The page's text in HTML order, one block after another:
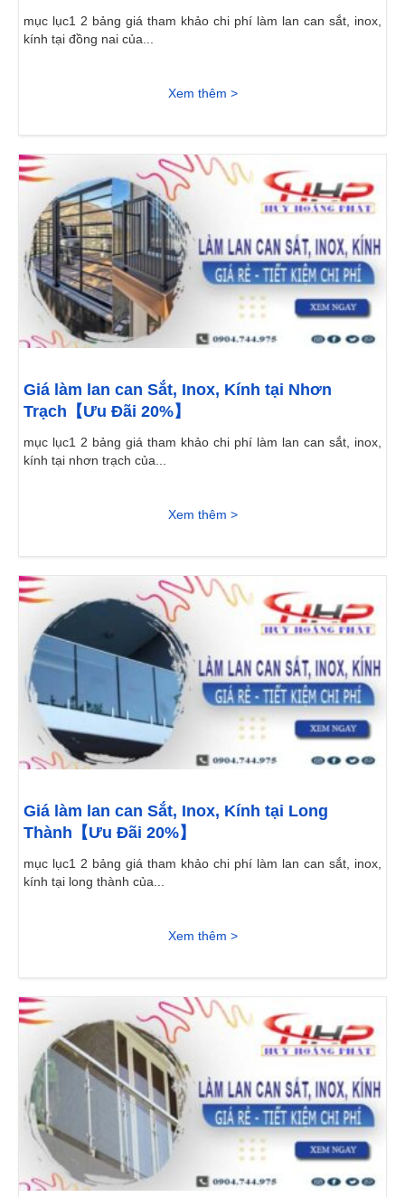
mục lục1 2 bảng giá tham khảo chi phí làm lan can sắt, inox,
kính tại đồng nai của...
Xem thêm >
Giá làm lan can Sắt, Inox, Kính tại Nhơn
Trạch【Ưu Đãi 20%】
mục lục1 2 bảng giá tham khảo chi phí làm lan can sắt, inox,
kính tại nhơn trạch của...
Xem thêm >
Giá làm lan can Sắt, Inox, Kính tại Long
Thành【Ưu Đãi 20%】
mục lục1 2 bảng giá tham khảo chi phí làm lan can sắt, inox,
kính tại long thành của...
Xem thêm >